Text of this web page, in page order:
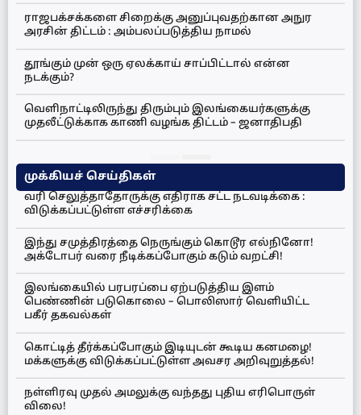
ராஜபக்சக்களை சிறைக்கு அனுப்புவதற்கான அநுர
அரசின் திட்டம் : அம்பலப்படுத்திய நாமல்
தூங்கும் முன் ஒரு ஏலக்காய் சாப்பிட்டால் என்ன
நடக்கும்?
வெளிநாட்டிலிருந்து திரும்பும் இலங்கையர்களுக்கு
முதலீட்டுக்காக காணி வழங்க திட்டம் – ஜனாதிபதி
முக்கியச் செய்திகள்
வரி செலுத்தாதோருக்கு எதிராக சட்ட நடவடிக்கை :
விடுக்கப்பட்டுள்ள எச்சரிக்கை
இந்து சமுத்திரத்தை நெருங்கும் கொடூர எல்நினோ!
அக்டோபர் வரை நீடிக்கப்போகும் கடும் வறட்சி!
இலங்கையில் பரபரப்பை ஏற்படுத்திய இளம்
பெண்ணின் படுகொலை – பொலிஸார் வெளியிட்ட
பகீர் தகவல்கள்
கொட்டித் தீர்க்கப்போகும் இடியுடன் கூடிய கனமழை!
மக்களுக்கு விடுக்கப்பட்டுள்ள அவசர அறிவுறுத்தல்!
நள்ளிரவு முதல் அமலுக்கு வந்தது புதிய எரிபொருள்
விலை!